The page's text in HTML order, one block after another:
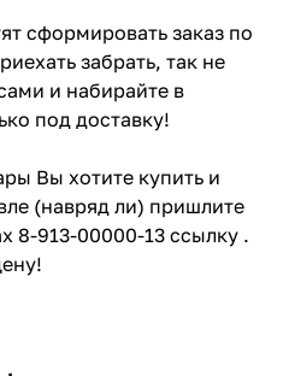
сформировать заказ по
забрать, так не
и набирайте в
под доставку!
Вы хотите купить и
(навряд ли) пришлите
8-913-00000-13 ссылку .